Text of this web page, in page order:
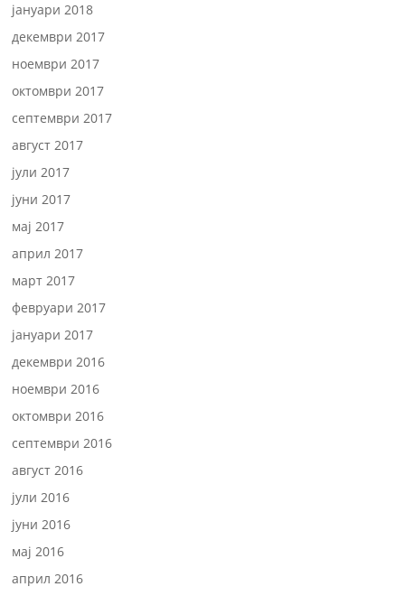
јануари 2018
декември 2017
ноември 2017
октомври 2017
септември 2017
август 2017
јули 2017
јуни 2017
мај 2017
април 2017
март 2017
февруари 2017
јануари 2017
декември 2016
ноември 2016
октомври 2016
септември 2016
август 2016
јули 2016
јуни 2016
мај 2016
април 2016